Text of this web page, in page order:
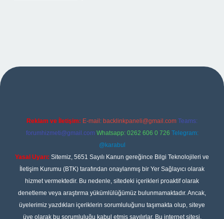
Reklam ve İletişim: E-mail: backlinkpaneli@gmail.com Teams:
forumhizmeti@gmail.com Whatsapp: 0262 606 0 726 Telegram:
@karabul
Yasal Uyarı: Sitemiz, 5651 Sayılı Kanun gereğince Bilgi Teknolojileri ve
İletişim Kurumu (BTK) tarafından onaylanmış bir Yer Sağlayıcı olarak
hizmet vermektedir. Bu nedenle, sitedeki içerikleri proaktif olarak
denetleme veya araştırma yükümlülüğümüz bulunmamaktadır. Ancak,
üyelerimiz yazdıkları içeriklerin sorumluluğunu taşımakta olup, siteye
üye olarak bu sorumluluğu kabul etmiş sayılırlar. Bu internet sitesi,